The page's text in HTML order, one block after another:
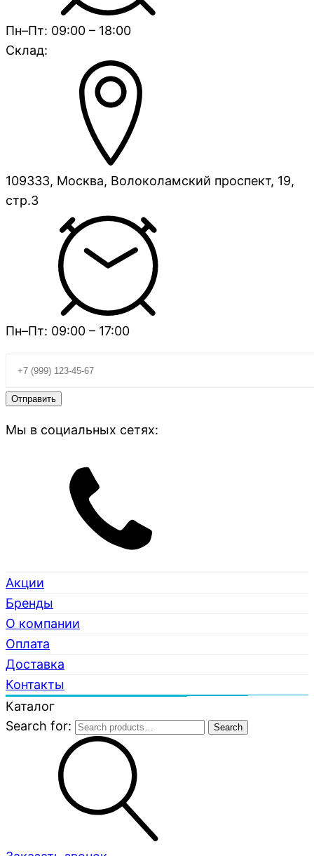
Пн–Пт: 09:00 – 18:00
Склад:
109333, Москва, Волоколамский проспект, 19,
стр.3
Пн–Пт: 09:00 – 17:00
Мы в социальных сетях:
Акции
Бренды
О компании
Оплата
Доставка
Контакты
Каталог
Search for:
Search